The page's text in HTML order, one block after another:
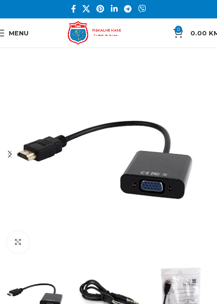
MENU 0 0.00